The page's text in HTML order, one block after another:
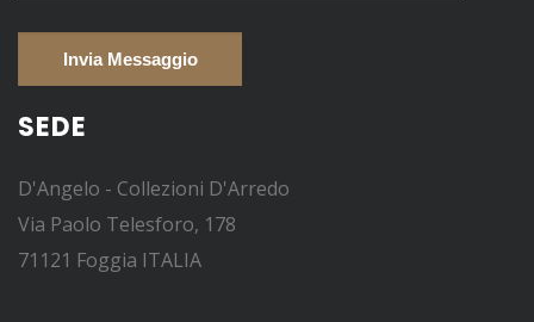
SEDE
D'Angelo - Collezioni D'Arredo
Via Paolo Telesforo, 178
71121 Foggia ITALIA